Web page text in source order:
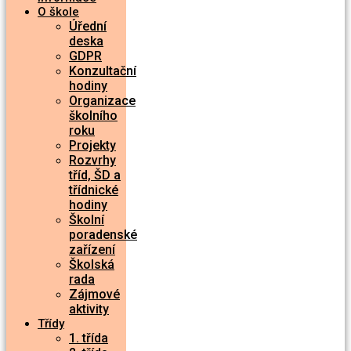
O škole
Úřední
deska
GDPR
Konzultační
hodiny
Organizace
školního
roku
Projekty
Rozvrhy
tříd, ŠD a
třídnické
hodiny
Školní
poradenské
zařízení
Školská
rada
Zájmové
aktivity
Třídy
1. třída